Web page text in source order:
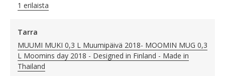
1 erilaista
Tarra
MUUMI MUKI 0,3 L Muumipäivä 2018- MOOMIN MUG 0,3
L Moomins day 2018 - Designed in Finland - Made in
Thailand